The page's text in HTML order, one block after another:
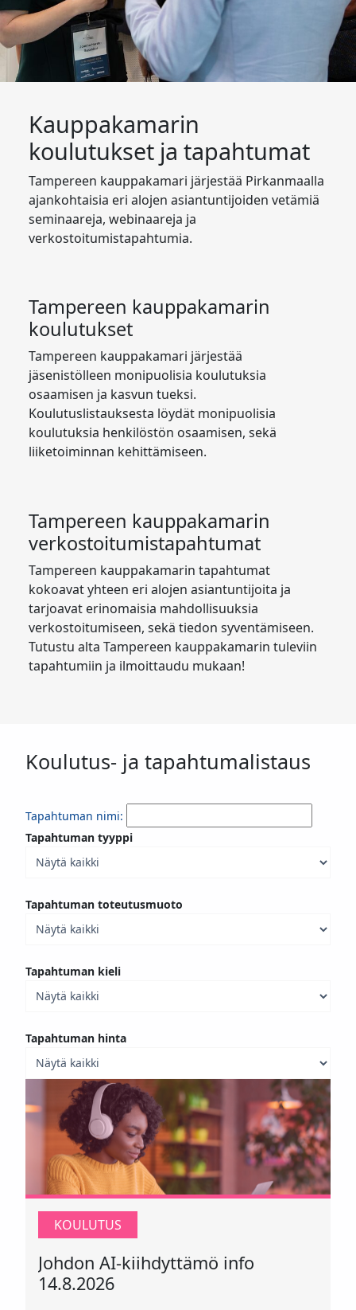
Kauppakamarin
koulutukset ja tapahtumat
Tampereen kauppakamari järjestää Pirkanmaalla
ajankohtaisia eri alojen asiantuntijoiden vetämiä
seminaareja, webinaareja ja
verkostoitumistapahtumia.
Tampereen kauppakamarin
koulutukset
Tampereen kauppakamari järjestää
jäsenistölleen monipuolisia koulutuksia
osaamisen ja kasvun tueksi.
Koulutuslistauksesta löydät monipuolisia
koulutuksia henkilöstön osaamisen, sekä
liiketoiminnan kehittämiseen.
Tampereen kauppakamarin
verkostoitumistapahtumat
Tampereen kauppakamarin tapahtumat
kokoavat yhteen eri alojen asiantuntijoita ja
tarjoavat erinomaisia mahdollisuuksia
verkostoitumiseen, sekä tiedon syventämiseen.
Tutustu alta Tampereen kauppakamarin tuleviin
tapahtumiin ja ilmoittaudu mukaan!
Koulutus- ja tapahtumalistaus
Tapahtuman nimi:
Tapahtuman tyyppi
Tapahtuman toteutusmuoto
Tapahtuman kieli
Tapahtuman hinta
KOULUTUS
Johdon AI-kiihdyttämö info
14.8.2026